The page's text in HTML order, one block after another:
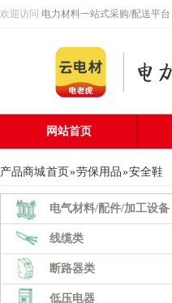
欢迎访问 电力材料一站式采购/配送平台
网站首页
产品商城首页»劳保用品»安全鞋
电气材料/配件/加工设备
线缆类
断路器类
低压电器